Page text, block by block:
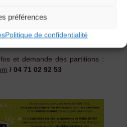
préférences
Politique de confidentialité
bal :le 27 mars ou le 22 mai
du plaisir de jouer ensemble
et demande des partitions :
/ 04 71 02 92 53